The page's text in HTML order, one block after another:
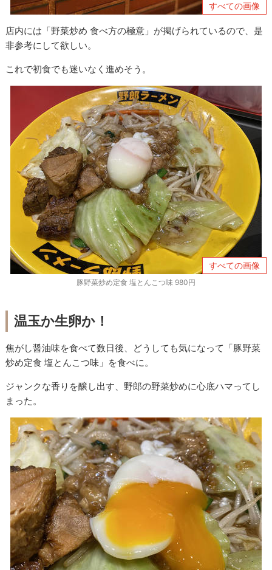
すべての画像
店内には「野菜炒め 食べ方の極意」が掲げられているので、是
非参考にして欲しい。
これで初食でも迷いなく進めそう。
すべての画像
豚野菜炒め定食 塩とんこつ味 980円
温玉か生卵か！
焦がし醤油味を食べて数日後、どうしても気になって「豚野菜
炒め定食 塩とんこつ味」を食べに。
ジャンクな香りを醸し出す、野郎の野菜炒めに心底ハマってし
まった。